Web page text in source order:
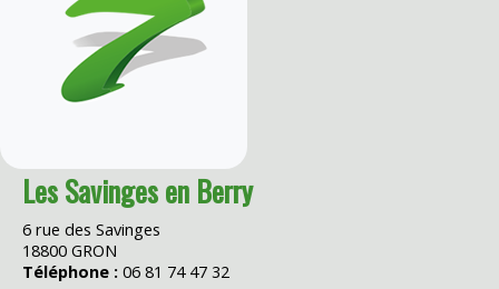
Les Savinges en Berry
6 rue des Savinges
18800 GRON
Téléphone : 06 81 74 47 32